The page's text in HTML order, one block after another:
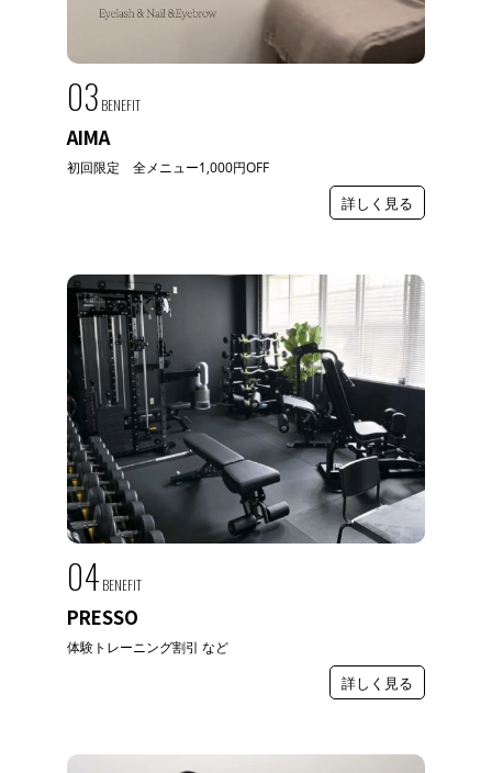
03 BENEFIT
AIMA
初回限定 全メニュー1,000円OFF
詳しく見る
04 BENEFIT
PRESSO
体験トレーニング割引 など
詳しく見る